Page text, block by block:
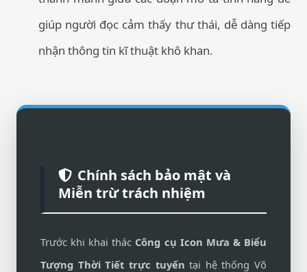
giúp người đọc cảm thấy thư thái, dễ dàng tiếp
nhận thông tin kĩ thuật khô khan.
Chính sách bảo mật và
Miễn trừ trách nhiệm
Trước khi khai thác Công cụ Icon Mưa & Biểu
Tượng Thời Tiết trực tuyến tại hệ thống Võ